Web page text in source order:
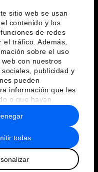
sitio web se usan
contenido y los
de redes
tráfico. Además,
sobre el uso
con nuestros
publicidad y
pueden
información que les
o que hayan
uso que haya
todas
de uso
Mundial